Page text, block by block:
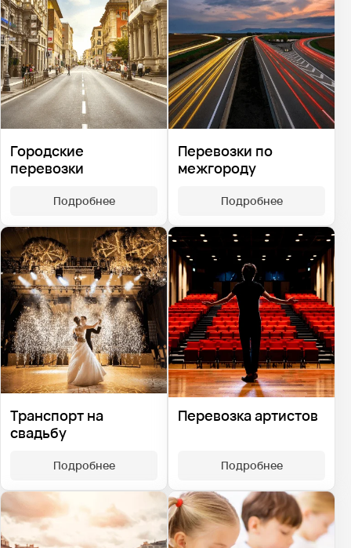
Городские
перевозки
Подробнее
Перевозки по
межгороду
Подробнее
Транспорт на
свадьбу
Подробнее
Перевозка артистов
Подробнее